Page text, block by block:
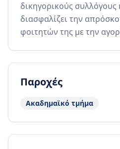
δικηγορικούς συλλόγους
διασφαλίζει την
φοιτητών της με την
Παροχές
Ακαδημαϊκό τμήμα